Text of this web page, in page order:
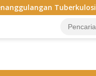
di Tanggamus